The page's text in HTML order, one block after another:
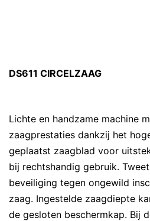
DS611 CIRCELZAAG
Lichte en handzame machine
zaagprestaties dankzij het
geplaatst zaagblad voor
bij rechtshandig gebruik.
beveiliging tegen ongewild
zaag. Ingestelde zaagdiepte
de gesloten beschermkap. Bij